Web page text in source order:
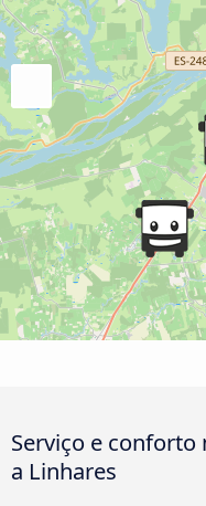
Serviço e conforto
a Linhares